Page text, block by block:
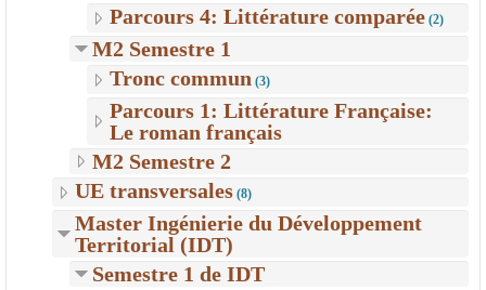
Parcours 4: Littérature comparée (2)
M2 Semestre 1
Tronc commun (3)
Parcours 1: Littérature Française:
Le roman français
M2 Semestre 2
UE transversales (8)
Master Ingénierie du Développement
Territorial (IDT)
Semestre 1 de IDT